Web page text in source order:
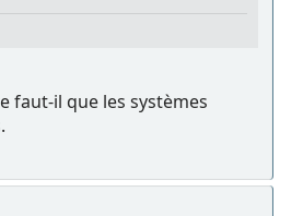
faut-il que les systèmes